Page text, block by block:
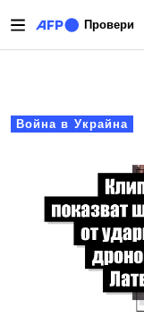
Провери
Primary tabs
Война в Украйна